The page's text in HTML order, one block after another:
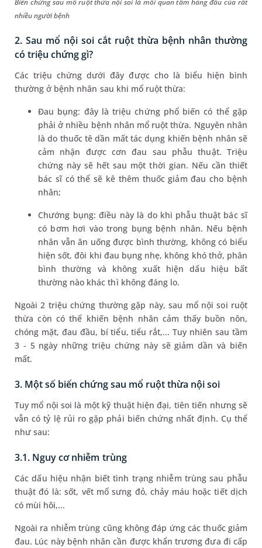
nhiều người bệnh
2. Sau mổ nội soi cắt ruột thừa bệnh nhân thường
có triệu chứng gì?
Các triệu chứng dưới đây được cho là biểu hiện bình
thường ở bệnh nhân sau khi mổ ruột thừa:
Đau bụng: đây là triệu chứng phổ biến có thể gặp
phải ở nhiều bệnh nhân mổ ruột thừa. Nguyên nhân
là do thuốc tê dần mất tác dụng khiến bệnh nhân sẽ
cảm nhận được cơn đau sau phẫu thuật. Triệu
chứng này sẽ hết sau một thời gian. Nếu cần thiết
bác sĩ có thể sẽ kê thêm thuốc giảm đau cho bệnh
nhân;
Chướng bụng: điều này là do khi phẫu thuật bác sĩ
có bơm hơi vào trong bụng bệnh nhân. Nếu bệnh
nhân vẫn ăn uống được bình thường, không có biểu
hiện sốt, đôi khi đau bụng nhẹ, không khó thở, phân
bình thường và không xuất hiện dấu hiệu bất
thường nào khác thì không đáng lo.
Ngoài 2 triệu chứng thường gặp này, sau mổ nội soi ruột
thừa còn có thể khiến bệnh nhân cảm thấy buồn nôn,
chóng mặt, đau đầu, bí tiểu, tiểu rắt,... Tuy nhiên sau tầm
3 - 5 ngày những triệu chứng này sẽ giảm dần và biến
mất.
3. Một số biến chứng sau mổ ruột thừa nội soi
Tuy mổ nội soi là một kỹ thuật hiện đại, tiên tiến nhưng sẽ
vẫn có tỷ lệ rủi ro gặp phải biến chứng nhất định. Cụ thể
như sau:
3.1. Nguy cơ nhiễm trùng
Các dấu hiệu nhận biết tình trạng nhiễm trùng sau phẫu
thuật đó là: sốt, vết mổ sưng đỏ, chảy máu hoặc tiết dịch
có mùi hôi,...
Ngoài ra nhiễm trùng cũng không đáp ứng các thuốc giảm
đau. Lúc này bệnh nhân cần được khẩn trương đưa đi cấp